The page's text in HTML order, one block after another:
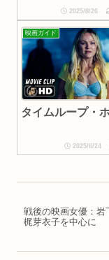
2025/8/26
映画ガイド
タイムループ・
2025/6/24
戦後の映画女優：岩
梶芽衣子を中心に